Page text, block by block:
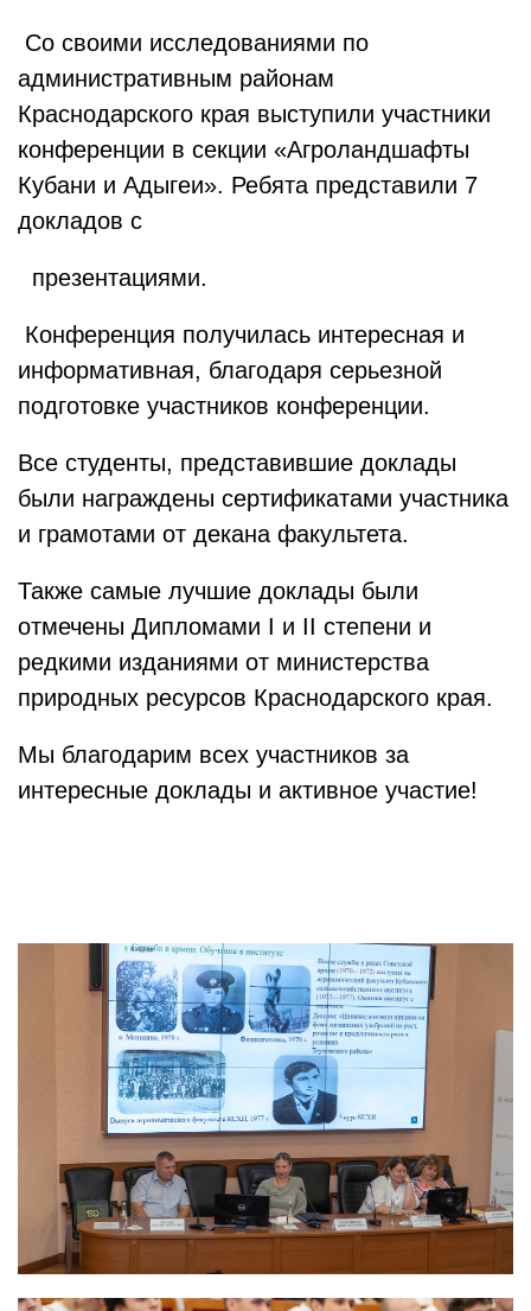
Со своими исследованиями по
административным районам
Краснодарского края выступили участники
конференции в секции «Агроландшафты
Кубани и Адыгеи». Ребята представили 7
докладов с
презентациями.
Конференция получилась интересная и
информативная, благодаря серьезной
подготовке участников конференции.
Все студенты, представившие доклады
были награждены сертификатами участника
и грамотами от декана факультета.
Также самые лучшие доклады были
отмечены Дипломами I и II степени и
редкими изданиями от министерства
природных ресурсов Краснодарского края.
Мы благодарим всех участников за
интересные доклады и активное участие!